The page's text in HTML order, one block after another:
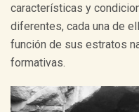
características y
diferentes, cada una de
función de sus estratos
formativas.